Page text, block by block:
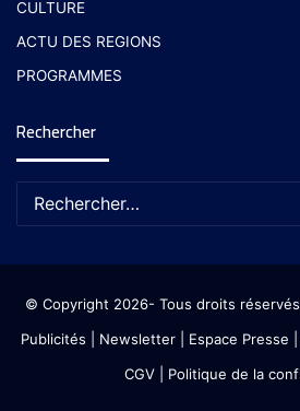
CULTURE
ACTU DES REGIONS
PROGRAMMES
Rechercher
© Copyright 2026- Tous droits
Publicités
Newsletter| Espace Presse
CGV| Politique de la